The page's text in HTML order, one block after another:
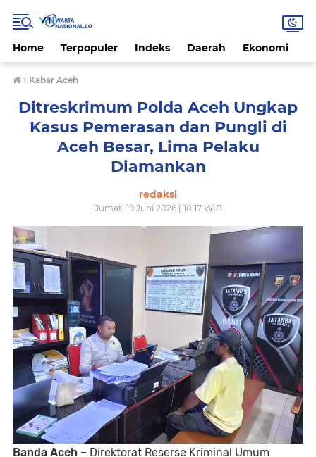
Home Terpopuler Indeks Daerah Ekonomi
› Kabar Aceh
Ditreskrimum Polda Aceh Ungkap
Kasus Pemerasan dan Pungli di
Aceh Besar, Lima Pelaku
Diamankan
redaksi
Jumat, 19 Juni 2026 | 18.17 WIB
Banda Aceh – Direktorat Reserse Kriminal Umum